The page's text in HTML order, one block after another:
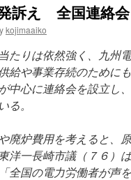
訴え 全国連絡
kojimaaiko
たりは依然強く、九州
給や事業存続のために
中心に連絡会を設立し
る。
廃炉費用を考えると、
洋一長崎市議（７６）
全国の電力労働者が声